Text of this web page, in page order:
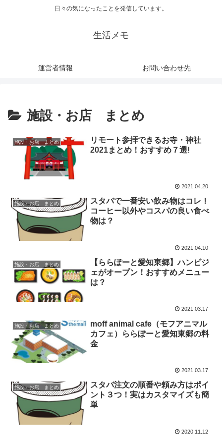
日々の気になったことを発信しています。
生活メモ
運営者情報 お問い合わせ先
施設・お店 まとめ
施設・お店 まとめ
リモート参拝できるお寺・神社
2021まとめ！おすすめ７選!
2021.04.20
施設・お店 まとめ
スタバで一番安い飲み物はコレ！
コーヒー以外やコスパの良い食べ
物は？
2021.04.10
施設・お店 まとめ
【ららぽーと愛知東郷】ハンビジ
ェがオープン！おすすめメニュー
は？
2021.03.17
施設・お店 まとめ
moff animal cafe（モフアニマル
カフェ）ららぽーと愛知東郷の料
金
2021.03.17
施設・お店 まとめ
スタバ注文の順番や頼み方はポイ
ント３つ！実はカスタマイズも簡
単
2020.11.12